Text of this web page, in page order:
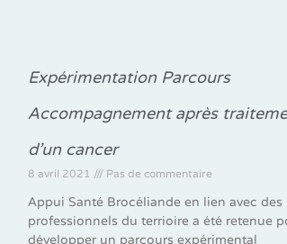
Expérimentation Parcours
Accompagnement après
d’un cancer
8 avril 2021 Pas de commentaire
Appui Santé Brocéliande en lien avec des
professionnels du terrioire a été retenue
développer un parcours expérimental